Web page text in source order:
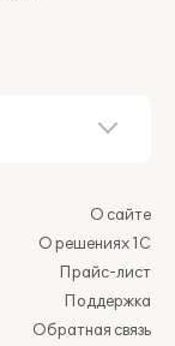
О сайте
О решениях 1С
Прайс-лист
Поддержка
Обратная связь